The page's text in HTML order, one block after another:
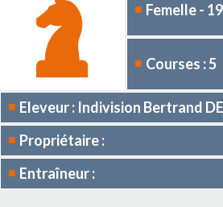
Femelle -
Courses : 5
Eleveur : Indivision Bertrand
Propriétaire :
Entraîneur :